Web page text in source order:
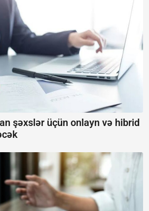
şəxslər üçün onlayn və hibrid